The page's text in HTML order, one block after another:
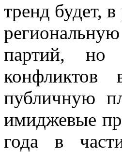
тренд будет,
партий, но
конфликтов
публичную
имиджевые
года в